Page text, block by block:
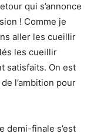
qui s’annonce
! Comme je
aller les cueillir
les cueillir
satisfaits. On est
l’ambition pour
demi-finale s’est